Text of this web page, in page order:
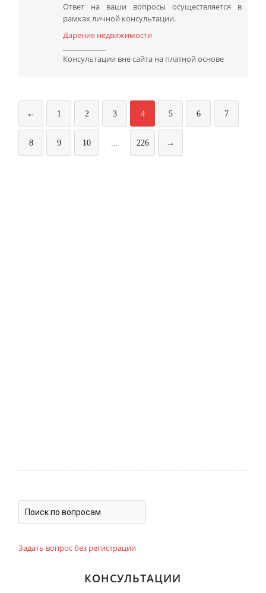
Ответ на ваши вопросы осуществляется в
рамках личной консультации.
Дарение недвижимости
Консультации вне сайта на платной основе
← 1 2 3 4 5 6 7
8 9 10 226 →
Задать вопрос без регистрации
КОНСУЛЬТАЦИИ